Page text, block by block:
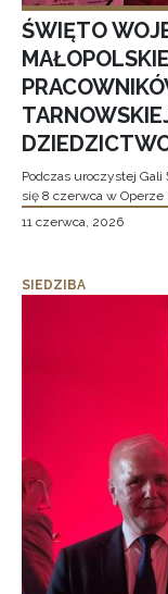
ŚWIĘTO
Podczas uroczystej Gali
się 8 czerwca w
11 czerwca, 2026
SIEDZIBA